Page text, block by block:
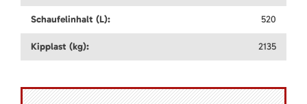
Schaufelinhalt (L): 520
Kipplast (kg): 2135